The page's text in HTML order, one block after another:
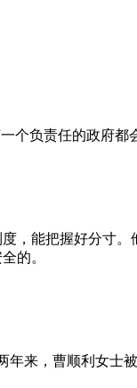
个负责任的政府
，能把握好分寸
的。
来，曹顺利女